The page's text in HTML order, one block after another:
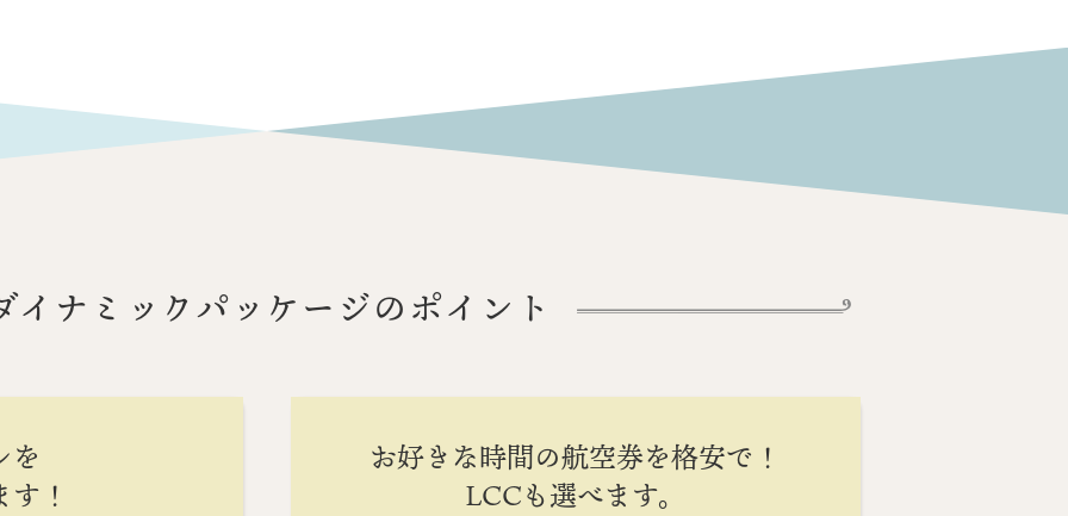
イナミックパッケージのポイント
を
！
お好きな時間の航空券を格安で！
LCCも選べます。